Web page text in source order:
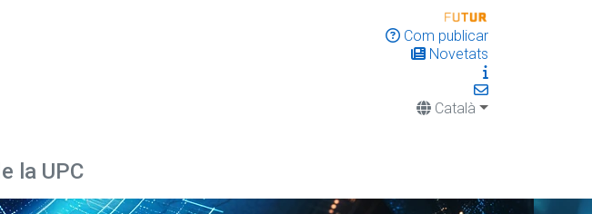
Com publicar
Novetats
Català
la UPC